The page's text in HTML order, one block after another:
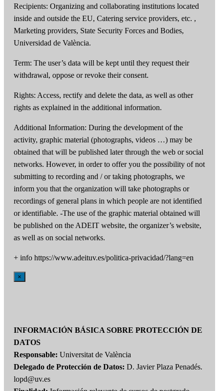
Recipients: Organizing and collaborating institutions located
inside and outside the EU, Catering service providers, etc. ,
Marketing providers, State Security Forces and Bodies,
Universidad de València.
Term: The user’s data will be kept until they request their
withdrawal, oppose or revoke their consent.
Rights: Access, rectify and delete the data, as well as other
rights as explained in the additional information.
Additional Information: During the development of the
activity, graphic material (photographs, videos …) may be
obtained that will be published later through the web or social
networks. However, in order to offer you the possibility of not
submitting to recording and / or taking photographs, we
inform you that the organization will take photographs or
recordings of general plans in which people are not identified
or identifiable. -The use of the graphic material obtained will
be published on the ADEIT website, the organizer’s website,
as well as on social networks.
+ info https://www.adeituv.es/politica-privacidad/?lang=en
×
INFORMACIÓN BÁSICA SOBRE PROTECCIÓN DE
DATOS
Responsable: Universitat de València
Delegado de Protección de Datos: D. Javier Plaza Penadés.
lopd@uv.es